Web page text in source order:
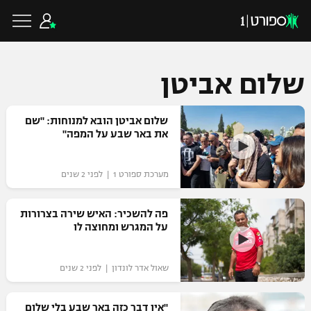
כדורגל ישראלי
ליגת העל
גביע הטוטו
ליגיונרים
גביע המדינה
כדורגל עולמי
ליגת האלופות
ליגה אירופית
ליגה אנגלית
כדורסל ישראלי
ליגת ווינר סל
ליגה לאומית
כדורסל עולמי
NBA
שלום אביטן
שלום אביטן הובא למנוחות: "שם
את באר שבע על המפה"
מערכת ספורט 1 | לפני 2 שנים
פה להשכיר: האיש שירה בצרורות
על המגרש ומחוצה לו
שאול אדר לונדון | לפני 2 שנים
"אין דבר כזה באר שבע בלי שלום